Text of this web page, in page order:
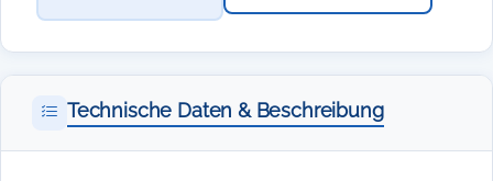
Technische Daten & Beschreibung